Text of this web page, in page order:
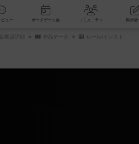
新着レビュー ボードゲーム会 コミュニティ
商品詳細 作品データ ルール/インスト